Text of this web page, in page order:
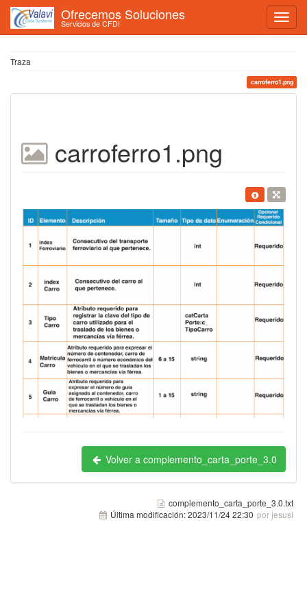
Ofrecemos Soluciones
Servicios de CFDI
Traza
carroferro1.png
carroferro1.png
Volver a complemento_carta_porte_3.0
complemento_carta_porte_3.0.txt
Última modificación:2023/11/24 22:30 por jesusl